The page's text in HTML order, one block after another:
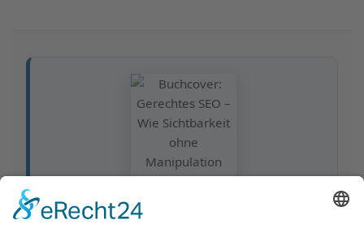
GERECHTES SEO
Geschäftsführer Mathias Ellmann